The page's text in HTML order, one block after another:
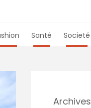
Santé Societé
Archives